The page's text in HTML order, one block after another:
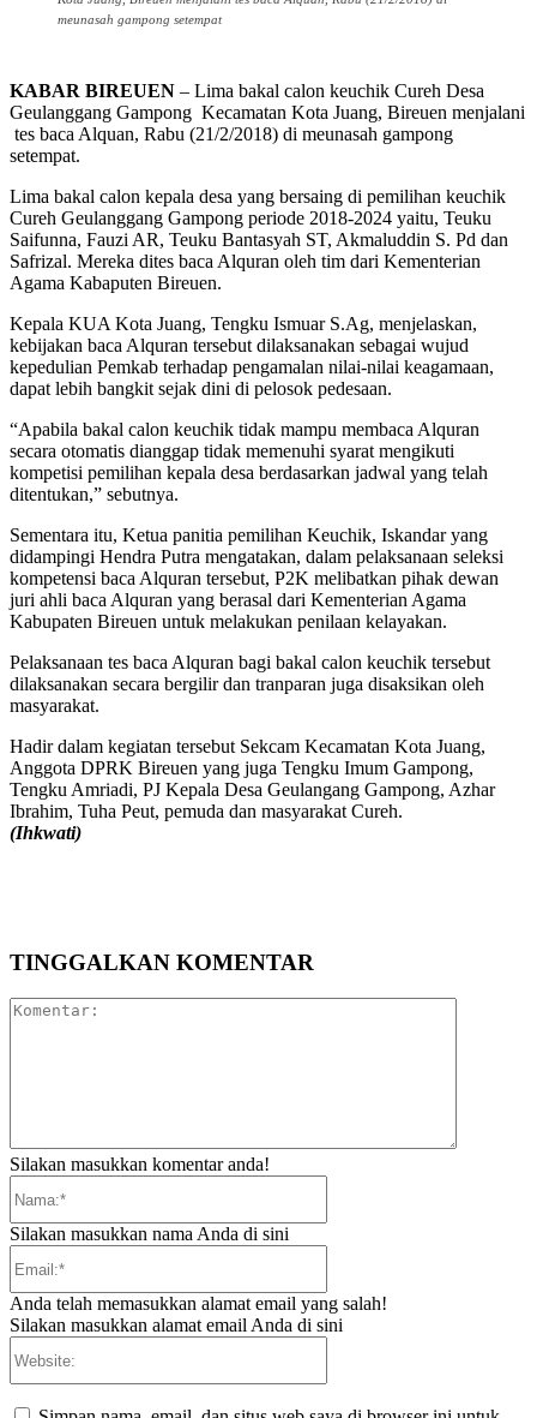
meunasah gampong setempat
KABAR BIREUEN – Lima bakal calon keuchik Cureh Desa
Geulanggang Gampong Kecamatan Kota Juang, Bireuen menjalani
tes baca Alquan, Rabu (21/2/2018) di meunasah gampong
setempat.
Lima bakal calon kepala desa yang bersaing di pemilihan keuchik
Cureh Geulanggang Gampong periode 2018-2024 yaitu, Teuku
Saifunna, Fauzi AR, Teuku Bantasyah ST, Akmaluddin S. Pd dan
Safrizal. Mereka dites baca Alquran oleh tim dari Kementerian
Agama Kabaputen Bireuen.
Kepala KUA Kota Juang, Tengku Ismuar S.Ag, menjelaskan,
kebijakan baca Alquran tersebut dilaksanakan sebagai wujud
kepedulian Pemkab terhadap pengamalan nilai-nilai keagamaan,
dapat lebih bangkit sejak dini di pelosok pedesaan.
“Apabila bakal calon keuchik tidak mampu membaca Alquran
secara otomatis dianggap tidak memenuhi syarat mengikuti
kompetisi pemilihan kepala desa berdasarkan jadwal yang telah
ditentukan,” sebutnya.
Sementara itu, Ketua panitia pemilihan Keuchik, Iskandar yang
didampingi Hendra Putra mengatakan, dalam pelaksanaan seleksi
kompetensi baca Alquran tersebut, P2K melibatkan pihak dewan
juri ahli baca Alquran yang berasal dari Kementerian Agama
Kabupaten Bireuen untuk melakukan penilaan kelayakan.
Pelaksanaan tes baca Alquran bagi bakal calon keuchik tersebut
dilaksanakan secara bergilir dan tranparan juga disaksikan oleh
masyarakat.
Hadir dalam kegiatan tersebut Sekcam Kecamatan Kota Juang,
Anggota DPRK Bireuen yang juga Tengku Imum Gampong,
Tengku Amriadi, PJ Kepala Desa Geulangang Gampong, Azhar
Ibrahim, Tuha Peut, pemuda dan masyarakat Cureh.
(Ihkwati)
TINGGALKAN KOMENTAR
Silakan masukkan komentar anda!
Silakan masukkan nama Anda di sini
Anda telah memasukkan alamat email yang salah!
Silakan masukkan alamat email Anda di sini